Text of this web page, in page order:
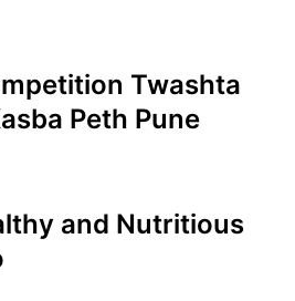
Twashta
Peth Pune
and Nutritious